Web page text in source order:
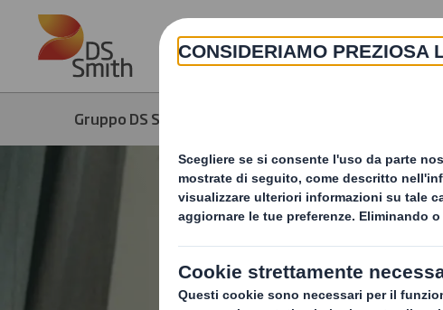
Skip to main content
Gruppo DS Smith